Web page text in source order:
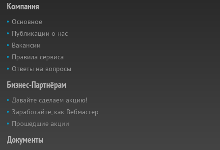
Компания
Основное
Публикации о нас
Вакансии
Правила сервиса
Ответы на вопросы
Бизнес-Партнёрам
Давайте сделаем акцию!
Заработайте, как Вебмастер
Прошедшие акции
Документы